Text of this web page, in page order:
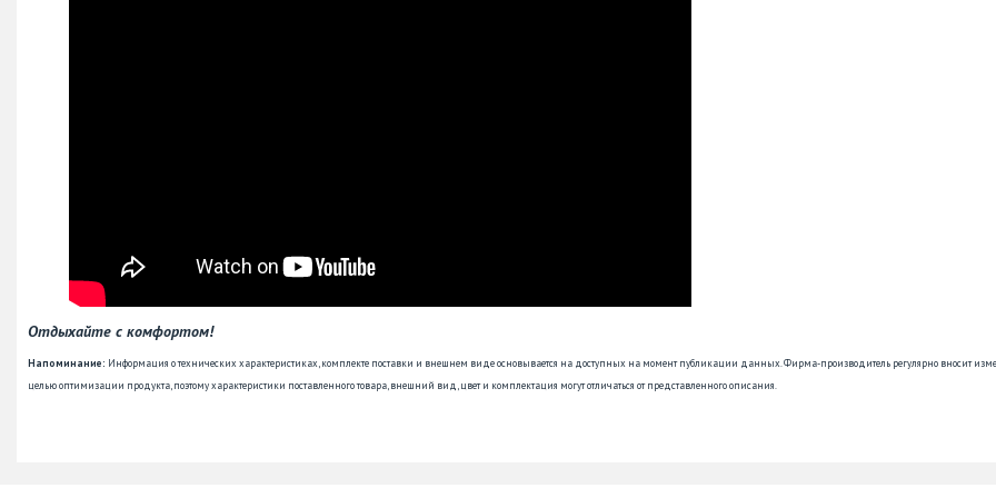
Отдыхайте с комфортом!
Напоминание: Информация о технических характеристиках, комплекте поставки и внешнем виде основывается на доступных на момент публикации данных. Фирма-производитель регулярно вносит
целью оптимизации продукта, поэтому характеристики поставленного товара, внешний вид, цвет и комплектация могут отличаться от представленного описания.